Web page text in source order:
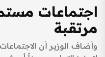
اجتماعات
مرتقبة
وأضاف الوزير أن